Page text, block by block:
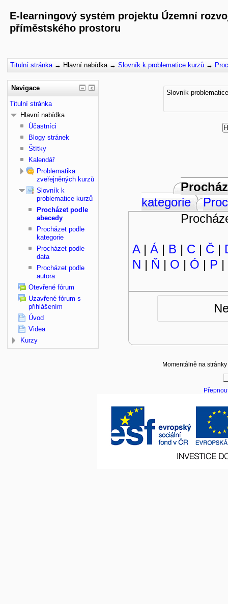
E-learningový systém projektu Územní
příměstského prostoru
Titulní stránka → Hlavní nabídka → Slovník k problematice kurzů →
Slovník
kategorie
A|Á | B | C | Č |
N | Ň | O | Ó | P |
Navigace
Titulní stránka
Hlavní nabídka
Účastníci
Blogy stránek
Štítky
Kalendář
Problematika
zveřejněných kurzů
Slovník k
problematice kurzů
Procházet podle
abecedy
Procházet podle
kategorie
Procházet podle
data
Procházet podle
autora
Otevřené fórum
Uzavřené fórum s
přihlášením
Úvod
Videa
Kurzy
Momentálně na